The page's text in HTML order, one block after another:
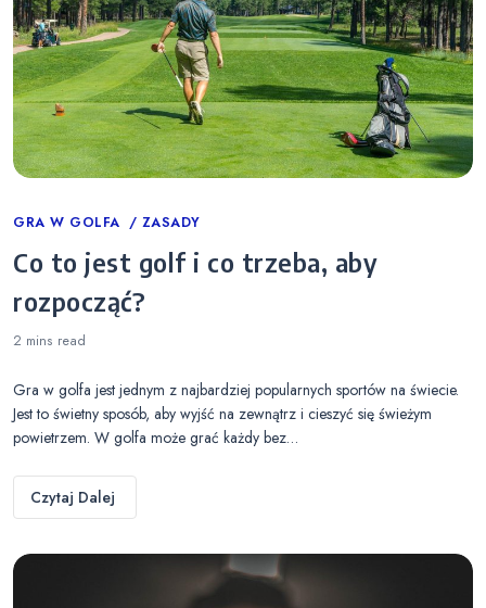
Categories
GRA W GOLFA ZASADY
Co to jest golf i co trzeba, aby
rozpocząć?
2 mins read
Gra w golfa jest jednym z najbardziej popularnych sportów na świecie.
Jest to świetny sposób, aby wyjść na zewnątrz i cieszyć się świeżym
powietrzem. W golfa może grać każdy bez…
Czytaj Dalej